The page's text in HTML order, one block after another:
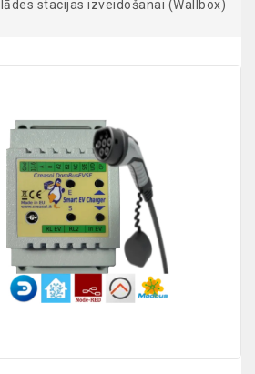
stacijas izveidošanai (Wallbox)